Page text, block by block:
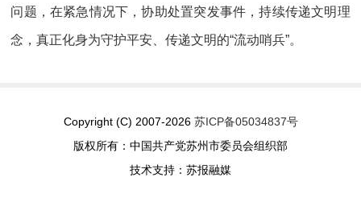
问题，在紧急情况下，协助处置突发事件，持续传递文明理
念，真正化身为守护平安、传递文明的“流动哨兵”。
Copyright (C) 2007-2026 苏ICP备05034837号
版权所有：中国共产党苏州市委员会组织部
技术支持：苏报融媒